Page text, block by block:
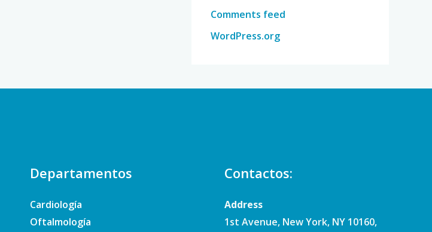
Comments feed
WordPress.org
Departamentos
Cardiología
Oftalmología
Contactos:
Address
1st Avenue, New York, NY 10160,